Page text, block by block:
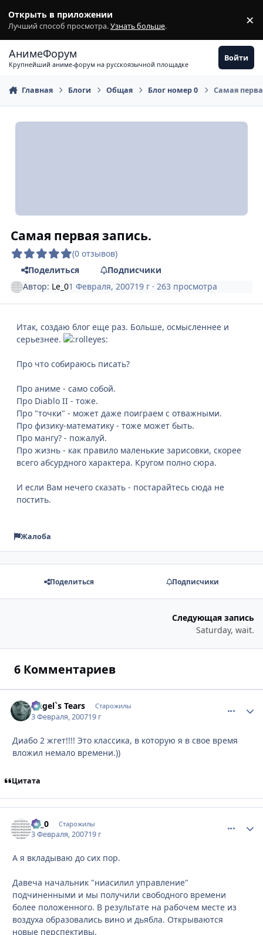
Открыть в приложении
Лучший способ просмотра.Узнать больше. ×
АнимеФорум
Крупнейший аниме-форум на русскоязычной площадке
Войти
Главная Блоги Общая Блог номер 0 Самая
Самая первая запись.
(0 отзывов)
Поделиться
Подписчики
Автор: Le_01 Февраля, 200719 г · 263 просмотра
Итак, создаю блог еще раз. Больше, осмысленнее и
серьезнее.
Про что собираюсь писать?
Про аниме - само собой.
Про Diablo II - тоже.
Про "точки" - может даже поиграем с отважными.
Про физику-математику - тоже может быть.
Про мангу? - пожалуй.
Про жизнь - как правило маленькие зарисовки, скорее
всего абсурдного характера. Кругом полно сюра.
И если Вам нечего сказать - постарайтесь сюда не
постить.
Жалоба
Поделиться Подписчики
Следующая запись
Saturday, wait.
6 Комментариев
Angel`s Tears Старожилы
3 Февраля, 200719 г
Диабо 2 жгет!!!! Это классика, в которую я в свое время
вложил немало времени.))
Цитата
Le_0 Старожилы
3 Февраля, 200719 г
А я вкладываю до сих пор.
Давеча начальник "ниасилил управление"
подчиненными и мы получили свободного времени
более положенного. В результате на рабочем месте из
воздуха образовались вино и дьябла. Открываются
новые перспективы.